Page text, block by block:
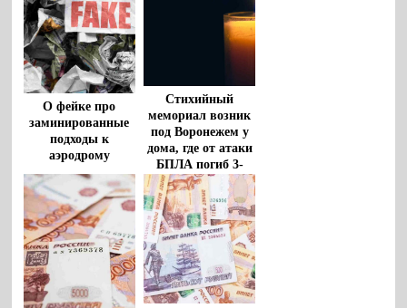
О фейке про
заминированные
подходы к
аэродрому
рассказали
воронежцам
Стихийный
мемориал возник
под Воронежем у
дома, где от атаки
БПЛА погиб 3-
летний мальчик